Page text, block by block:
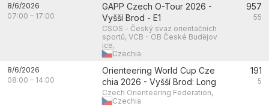
8/6/2026
07:00 – 17:00
GAPP Czech O-Tour 2026 -
Vyšší Brod - E1
CSOS - Český svaz orientačních
sportů, VCB - OB České Budějov
ice,
Czechia
957
55
8/6/2026
08:00 – 14:00
Orienteering World Cup Cze
chia 2026 - Vyšší Brod: Long
Czech Orienteering Federation,
Czechia
191
5